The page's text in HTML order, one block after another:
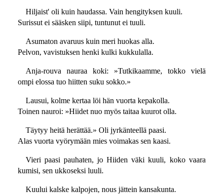
Hiljaist' oli kuin haudassa. Vain hengityksen kuuli.
Surissut ei sääsken siipi, tuntunut ei tuuli.
Asumaton avaruus kuin meri huokas alla.
Pelvon, vavistuksen henki kulki kukkulalla.
Anja-rouva nauraa koki: »Tutkikaamme, tokko vielä
ompi elossa tuo hiitten suku sokko.»
Lausui, kolme kertaa löi hän vuorta kepakolla.
Toinen nauroi: »Hiidet nuo myös taitaa kuurot olla.
Täytyy heitä herättää.» Oli jyrkänteellä paasi.
Alas vuorta vyörymään mies voimakas sen kaasi.
Vieri paasi pauhaten, jo Hiiden väki kuuli, koko vaara
kumisi, sen ukkoseksi luuli.
Kuului kalske kalpojen, nous jättein kansakunta.